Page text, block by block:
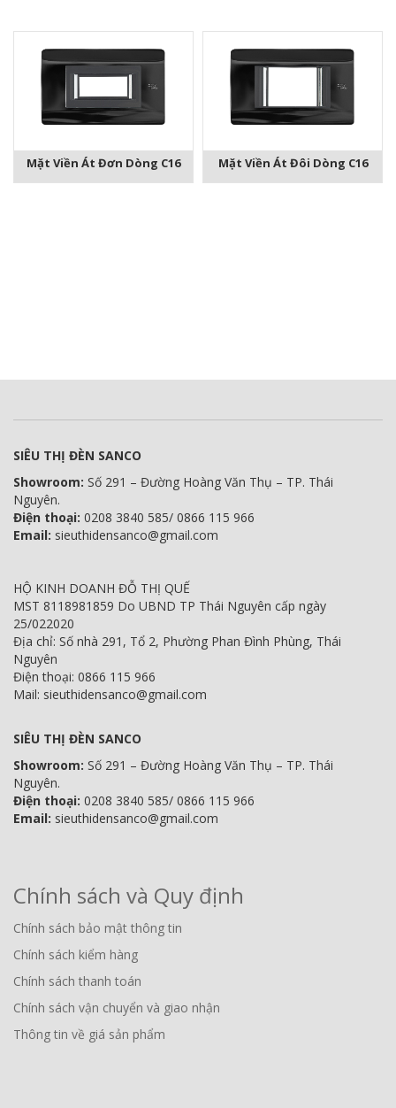
Mặt Viền Át Đơn Dòng C16 Mặt Viền Át Đôi Dòng C16
SIÊU THỊ ĐÈN SANCO
Showroom: Số 291 – Đường Hoàng Văn Thụ – TP. Thái
Nguyên.
Điện thoại: 0208 3840 585/ 0866 115 966
Email: sieuthidensanco@gmail.com
HỘ KINH DOANH ĐỖ THỊ QUẾ
MST 8118981859 Do UBND TP Thái Nguyên cấp ngày
25/022020
Địa chỉ: Số nhà 291, Tổ 2, Phường Phan Đình Phùng, Thái
Nguyên
Điện thoại: 0866 115 966
Mail: sieuthidensanco@gmail.com
SIÊU THỊ ĐÈN SANCO
Showroom: Số 291 – Đường Hoàng Văn Thụ – TP. Thái
Nguyên.
Điện thoại: 0208 3840 585/ 0866 115 966
Email: sieuthidensanco@gmail.com
Chính sách và Quy định
Chính sách bảo mật thông tin
Chính sách kiểm hàng
Chính sách thanh toán
Chính sách vận chuyển và giao nhận
Thông tin về giá sản phẩm